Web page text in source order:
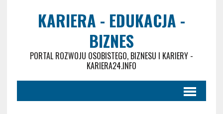
KARIERA - EDUKACJA -
BIZNES
PORTAL ROZWOJU OSOBISTEGO, BIZNESU I KARIERY -
KARIERA24.INFO